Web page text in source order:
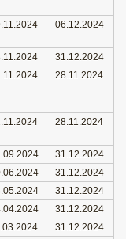
06.12.2024
31.12.2024
28.11.2024
28.11.2024
31.12.2024
31.12.2024
31.12.2024
31.12.2024
31.12.2024